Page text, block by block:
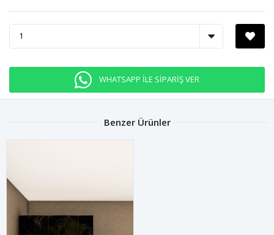
WHATSAPP İLE SİPARİŞ VER
Benzer Ürünler